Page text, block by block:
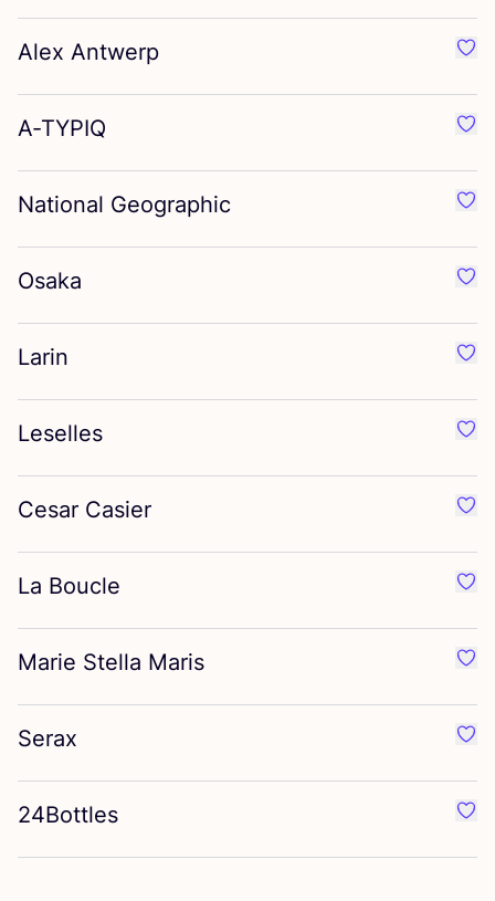
Alex Antwerp
A‑TYPIQ
National Geographic
Osaka
Larin
Leselles
Cesar Casier
La Boucle
Marie Stella Maris
Serax
24Bottles